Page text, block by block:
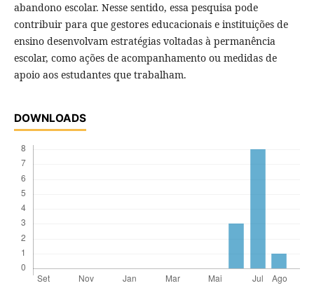
abandono escolar. Nesse sentido, essa pesquisa pode
contribuir para que gestores educacionais e instituições de
ensino desenvolvam estratégias voltadas à permanência
escolar, como ações de acompanhamento ou medidas de
apoio aos estudantes que trabalham.
DOWNLOADS